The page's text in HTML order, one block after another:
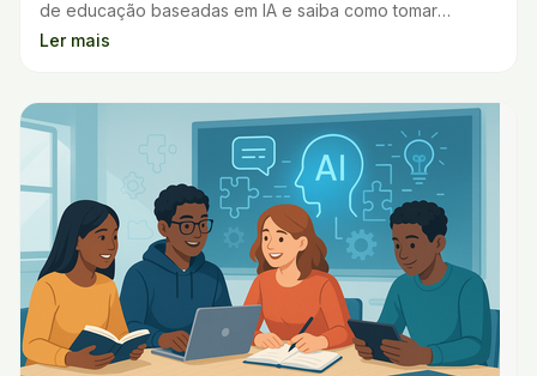
de educação baseadas em IA e saiba como tomar
decisões mais seguras para sua escola.
Ler mais